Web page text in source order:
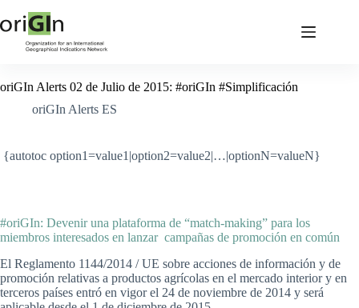
oriGIn Alerts 02 de Julio de 2015: #oriGIn #Simplificación
oriGIn Alerts ES
{autotoc option1=value1|option2=value2|…|optionN=valueN}
#oriGIn: Devenir una plataforma de “match-making” para los
miembros interesados en lanzar campañas de promoción en común
El Reglamento 1144/2014 / UE sobre acciones de información y de
promoción relativas a productos agrícolas en el mercado interior y en
terceros países entró en vigor el 24 de noviembre de 2014 y será